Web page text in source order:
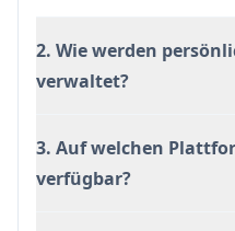
2. Wie werden
verwaltet?
3. Auf welchen
verfügbar?